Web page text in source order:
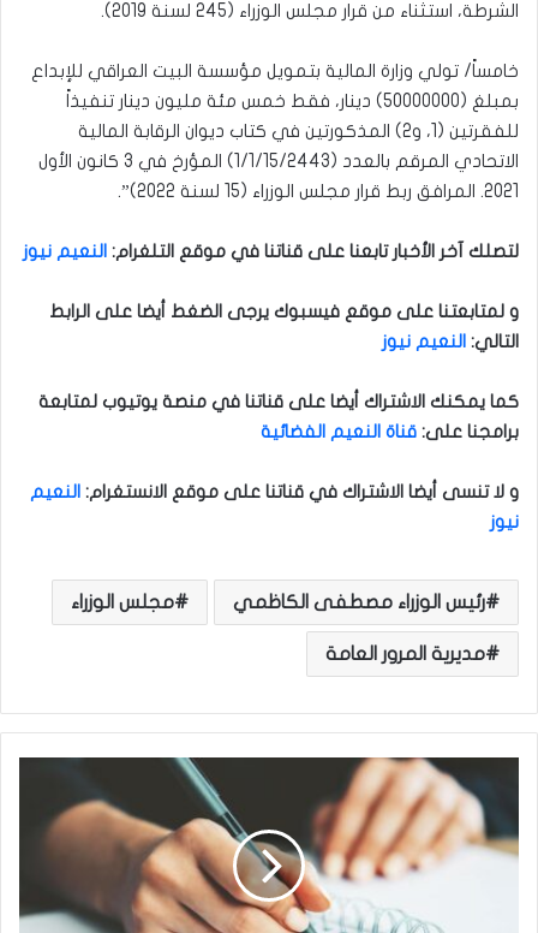
الشرطة، استثناء من قرار مجلس الوزراء (245 لسنة 2019).
خامساً/ تولي وزارة المالية بتمويل مؤسسة البيت العراقي للإبداع
بمبلغ (50000000) دينار، فقط خمس مئة مليون دينار تنفيذاً
للفقرتين (1، و2) المذكورتين في كتاب ديوان الرقابة المالية
الاتحادي المرقم بالعدد (1/1/15/2443) المؤرخ في 3 كانون الأول
2021. المرافق ربط قرار مجلس الوزراء (15 لسنة 2022)”.
لتصلك آخر الأخبار تابعنا على قناتنا في موقع التلغرام: النعيم نيوز
و لمتابعتنا على موقع فيسبوك يرجى الضغط أيضا على الرابط
التالي: النعيم نيوز
كما يمكنك الاشتراك أيضا على قناتنا في منصة يوتيوب لمتابعة
برامجنا على: قناة النعيم الفضائية
و لا تنسى أيضا الاشتراك في قناتنا على موقع الانستغرام: النعيم
نيوز
رئيس الوزراء مصطفى الكاظمي مجلس الوزراء
مديرية المرور العامة
ي